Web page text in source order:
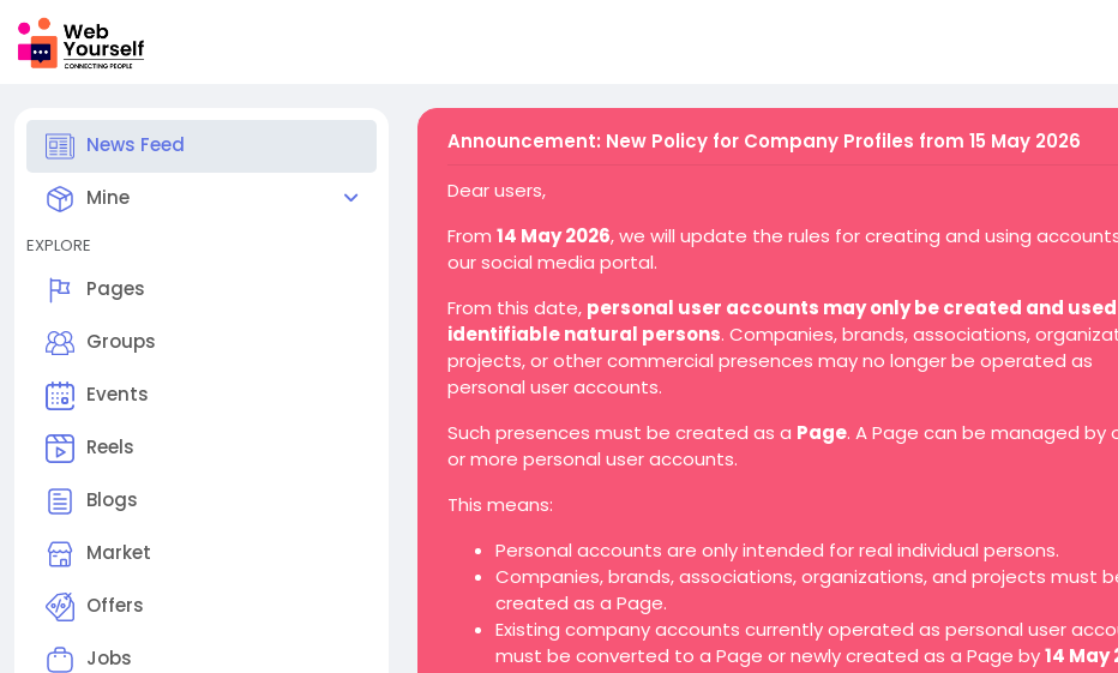
News Feed
Mine
EXPLORE
Pages
Groups
Events
Reels
Blogs
Market
Offers
Jobs
Announcement: New Policy for Company Profiles from 15 May 2026
Dear users,
From 14 May 2026, we will update the rules for creating and using
our social media portal.
From this date, personal user accounts may only be created and
identifiable natural persons. Companies, brands, associations,
projects, or other commercial presences may no longer be operated as
personal user accounts.
Such presences must be created as a Page. A Page can be managed by
or more personal user accounts.
This means:
Personal accounts are only intended for real individual persons.
Companies, brands, associations, organizations, and projects must
created as a Page.
Existing company accounts currently operated as personal user
must be converted to a Page or newly created as a Page by14 May